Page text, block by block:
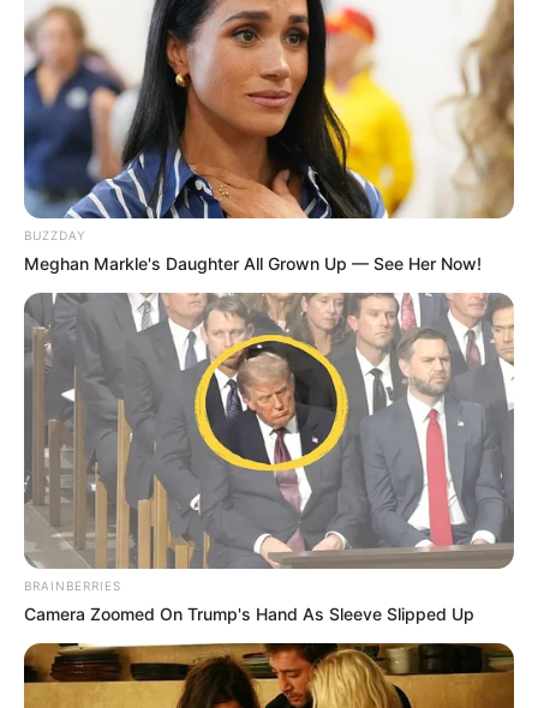
BUZZDAY
Meghan Markle's Daughter All Grown Up — See Her Now!
BRAINBERRIES
Camera Zoomed On Trump's Hand As Sleeve Slipped Up